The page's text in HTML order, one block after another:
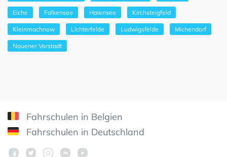
Eiche Falkensee Halensee Kirchsteigfeld
Kleinmachnow Lichterfelde Ludwigsfelde Michendorf
Nauener Vorstadt
Fahrschulen in Belgien
Fahrschulen in Deutschland